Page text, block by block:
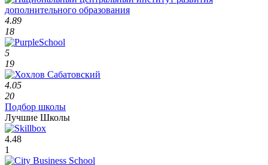
4.89
18
5
19
4.05
20
Подбор школы
Лучшие Школы
4.48
1